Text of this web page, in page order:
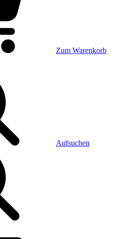
Zum Warenkorb
Aufsuchen